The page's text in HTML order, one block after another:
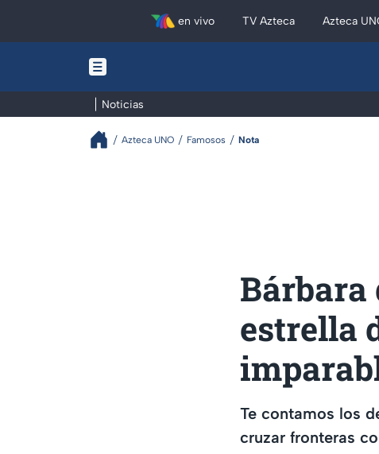
en vivo TV Azteca Azteca
Noticias
Azteca UNO Famosos Nota
Bárbara
estrella
Te contamos los
cruzar fronteras